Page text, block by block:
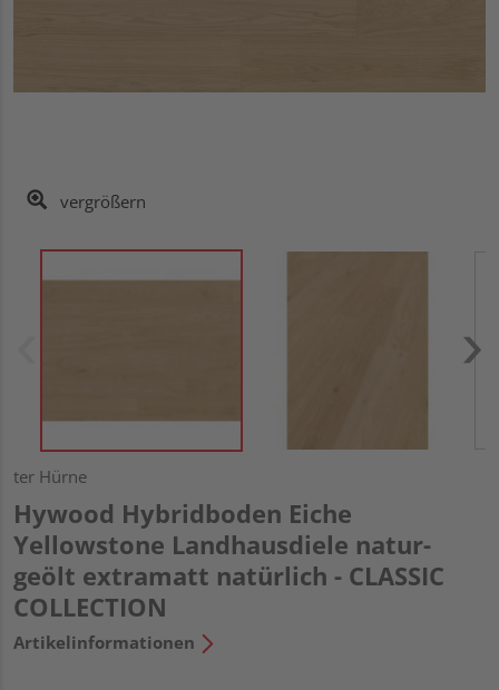
vergrößern
ter Hürne
Hywood Hybridboden Eiche
Yellowstone Landhausdiele natur-
geölt extramatt natürlich - CLASSIC
COLLECTION
Artikelinformationen